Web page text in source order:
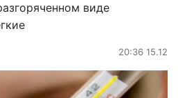
виде
20:36 15.12